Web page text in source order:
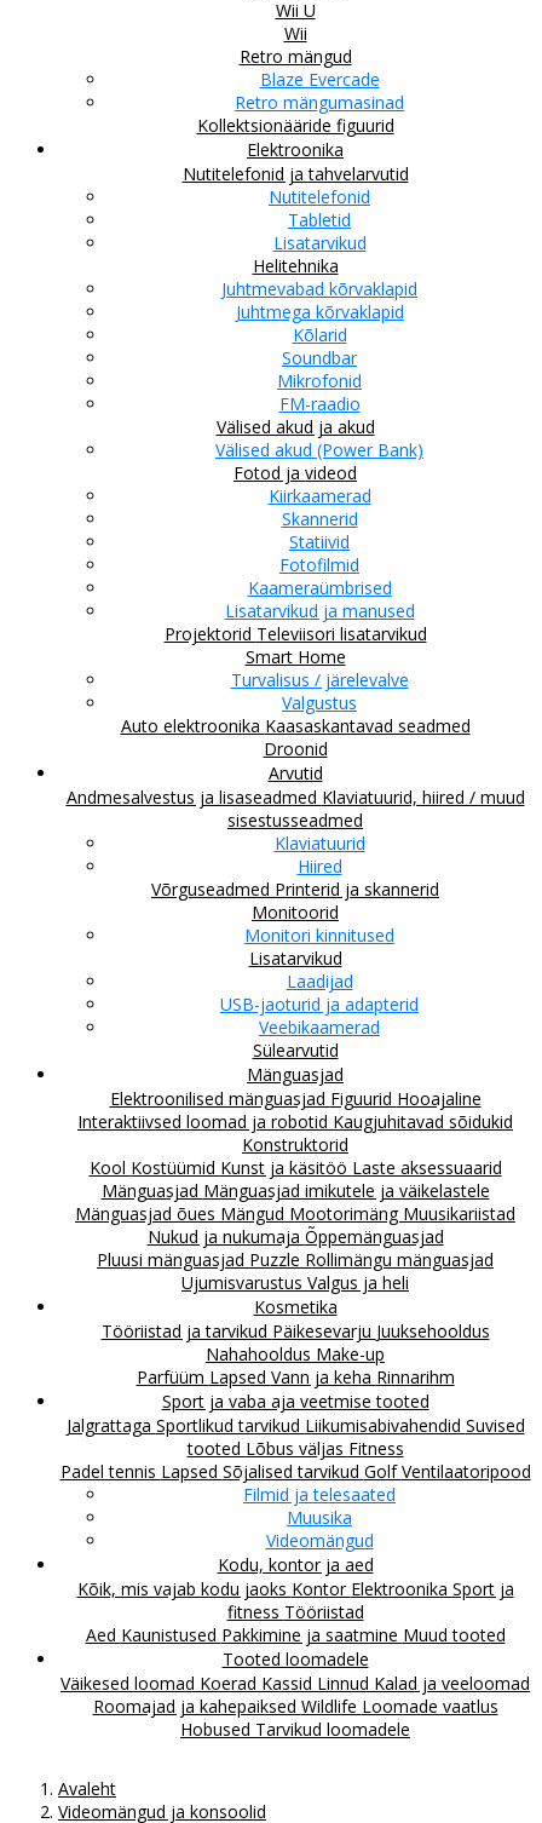
Wii U
Wii
Retro mängud
Blaze Evercade
Retro mängumasinad
Kollektsionääride figuurid
Elektroonika
Nutitelefonid ja tahvelarvutid
Nutitelefonid
Tabletid
Lisatarvikud
Helitehnika
Juhtmevabad kõrvaklapid
Juhtmega kõrvaklapid
Kõlarid
Soundbar
Mikrofonid
FM-raadio
Välised akud ja akud
Välised akud (Power Bank)
Fotod ja videod
Kiirkaamerad
Skannerid
Statiivid
Fotofilmid
Kaameraümbrised
Lisatarvikud ja manused
Projektorid Televiisori lisatarvikud
Smart Home
Turvalisus / järelevalve
Valgustus
Auto elektroonika Kaasaskantavad seadmed
Droonid
Arvutid
Andmesalvestus ja lisaseadmed Klaviatuurid, hiired / muud
sisestusseadmed
Klaviatuurid
Hiired
Võrguseadmed Printerid ja skannerid
Monitoorid
Monitori kinnitused
Lisatarvikud
Laadijad
USB-jaoturid ja adapterid
Veebikaamerad
Sülearvutid
Mänguasjad
Elektroonilised mänguasjad Figuurid Hooajaline
Interaktiivsed loomad ja robotid Kaugjuhitavad sõidukid
Konstruktorid
Kool Kostüümid Kunst ja käsitöö Laste aksessuaarid
Mänguasjad Mänguasjad imikutele ja väikelastele
Mänguasjad õues Mängud Mootorimäng Muusikariistad
Nukud ja nukumaja Õppemänguasjad
Pluusi mänguasjad Puzzle Rollimängu mänguasjad
Ujumisvarustus Valgus ja heli
Kosmetika
Tööriistad ja tarvikud Päikesevarju Juuksehooldus
Nahahooldus Make-up
Parfüüm Lapsed Vann ja keha Rinnarihm
Sport ja vaba aja veetmise tooted
Jalgrattaga Sportlikud tarvikud Liikumisabivahendid Suvised
tooted Lõbus väljas Fitness
Padel tennis Lapsed Sõjalised tarvikud GolfVentilaatoripood
Filmid ja telesaated
Muusika
Videomängud
Kodu, kontor ja aed
Kõik, mis vajab kodu jaoks Kontor Elektroonika Sport ja
fitness Tööriistad
Aed Kaunistused Pakkimine ja saatmine Muud tooted
Tooted loomadele
Väikesed loomad Koerad Kassid Linnud Kalad ja veeloomad
Roomajad ja kahepaiksed Wildlife Loomade vaatlus
Hobused Tarvikud loomadele
Avaleht
Videomängud ja konsoolid